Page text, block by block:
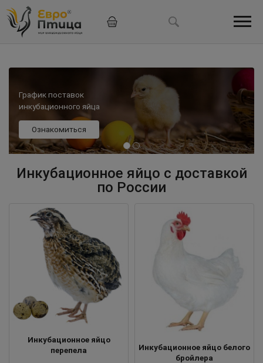
График поставок
инкубационного яйца
Ознакомиться
Инкубационное яйцо с доставкой
по России
Инкубационное яйцо
перепела
Инкубационное яйцо белого
бройлера